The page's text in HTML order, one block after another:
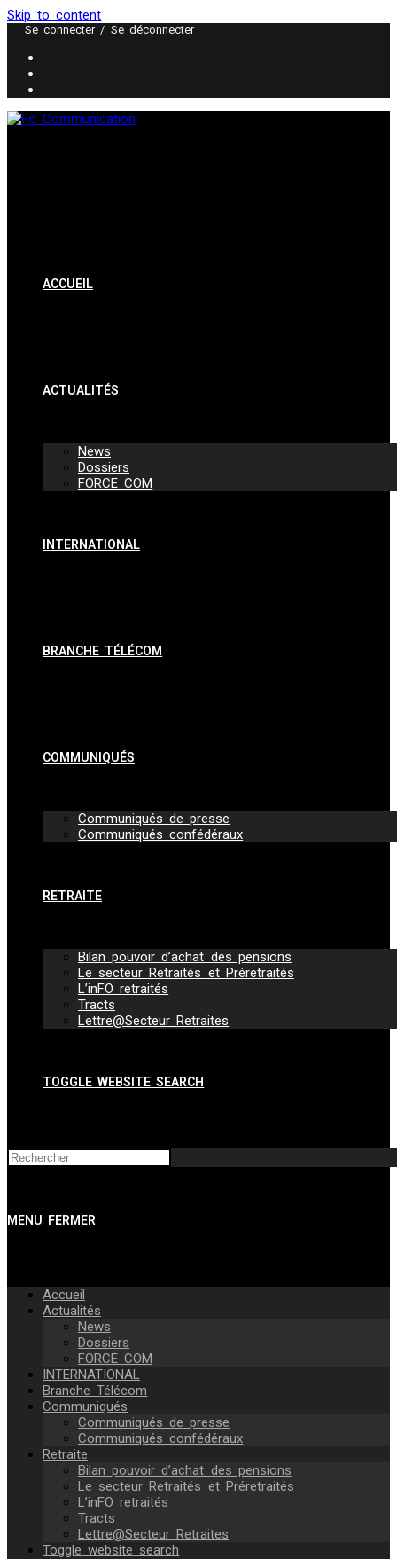
Skip to content
Se connecter/ Se déconnecter
ACCUEIL
ACTUALITÉS
News
Dossiers
FORCE COM
INTERNATIONAL
BRANCHE TÉLÉCOM
COMMUNIQUÉS
Communiqués de presse
Communiqués confédéraux
RETRAITE
Bilan pouvoir d’achat des pensions
Le secteur Retraités et Préretraités
L’inFO retraités
Tracts
Lettre@Secteur Retraites
TOGGLE WEBSITE SEARCH
MENU FERMER
Accueil
Actualités
News
Dossiers
FORCE COM
INTERNATIONAL
Branche Télécom
Communiqués
Communiqués de presse
Communiqués confédéraux
Retraite
Bilan pouvoir d’achat des pensions
Le secteur Retraités et Préretraités
L’inFO retraités
Tracts
Lettre@Secteur Retraites
Toggle website search